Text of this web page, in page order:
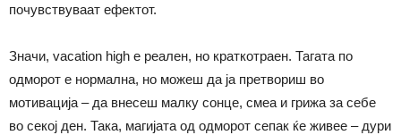
почувствуваат ефектот.
Значи, vacation high е реален, но краткотраен. Тагата по
одморот е нормална, но можеш да ја претвориш во
мотивација – да внесеш малку сонце, смеа и грижа за себе
во секој ден. Така, магијата од одморот сепак ќе живее – дури